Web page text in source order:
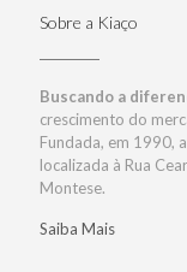
Sobre a Kiaço
Buscando a
crescimento do
Fundada, em 1990,
localizada à Rua
Montese.
Saiba Mais